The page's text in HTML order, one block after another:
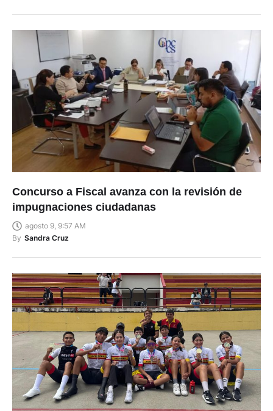
Concurso a Fiscal avanza con la revisión de
impugnaciones ciudadanas
agosto 9, 9:57 AM
By Sandra Cruz